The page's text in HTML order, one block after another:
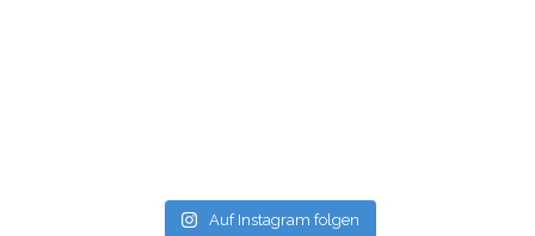
Auf Instagram folgen